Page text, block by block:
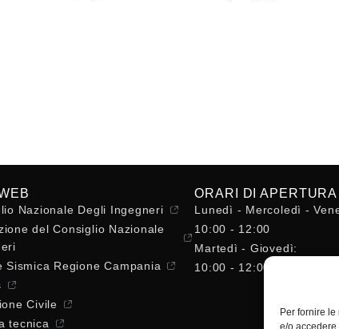
Per fornire
e/o
Nazionale Degli Ingegneri
del Consiglio Nazionale
Sismica Regione Campania
Civile
tecnica
ORARI DI APERTURA
Lunedì - Mercoledì -
10:00 - 12:00
Martedì - Giovedì:
10:00 - 12:00 / 14:30 -